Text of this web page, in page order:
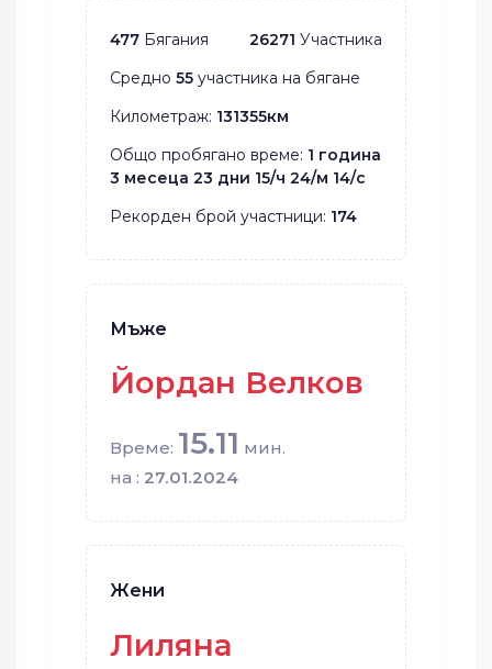
477 Бягания 26271 Участника
Средно 55 участника на бягане
Километраж: 131355км
Общо пробягано време: 1 година
3 месеца 23 дни 15/ч 24/м 14/с
Рекорден брой участници: 174
Мъже
Йордан Велков
Време: 15.11 мин.
на : 27.01.2024
Жени
Лиляна